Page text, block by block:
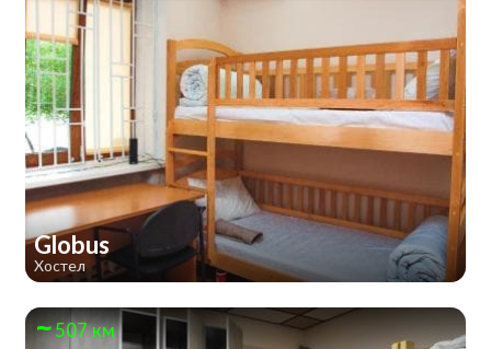
Globus
Хостел
507 км